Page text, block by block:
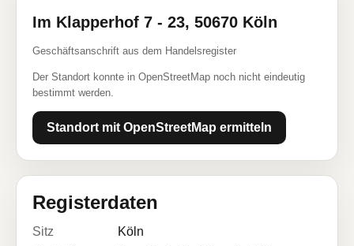
Im Klapperhof 7 - 23, 50670 Köln
Geschäftsanschrift aus dem Handelsregister
Der Standort konnte in OpenStreetMap noch nicht eindeutig
bestimmt werden.
Standort mit OpenStreetMap ermitteln
Registerdaten
Sitz
Köln